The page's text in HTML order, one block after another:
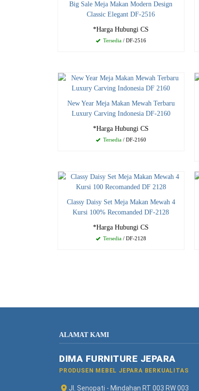
Big Sale Meja Makan Modern Design
Classic Elegant DF-2516
*Harga Hubungi CS
Tersedia/ DF-2516
New Year Meja Makan Mewah Terbaru
Luxury Carving Indonesia DF-2160
*Harga Hubungi CS
Tersedia/ DF-2160
Classy Daisy Set Meja Makan Mewah 4
Kursi 100% Recomanded DF-2128
*Harga Hubungi CS
Tersedia/ DF-2128
ALAMAT KAMI
DIMA FURNITURE JEPARA
PRODUSEN MEBEL JEPARA BERKUALITAS
Jl. Senopati - Mindahan RT 003 RW 003